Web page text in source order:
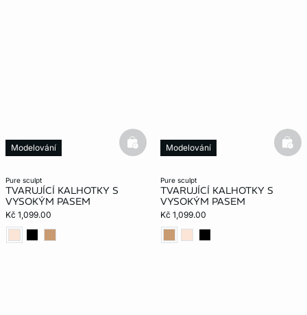
pure sculpt
TVARUJÍCÍ KALHOTKY S
VYSOKÝM PASEM
Kč 1,099.00
Modelování basketfull
pure sculpt
TVARUJÍCÍ KALHOTKY S
VYSOKÝM PASEM
Kč 1,099.00
Modelování